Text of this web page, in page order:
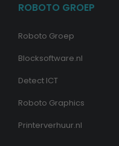
ROBOTO GROEP
Roboto Groep
Blocksoftware.nl
Detect ICT
Roboto Graphics
Printerverhuur.nl